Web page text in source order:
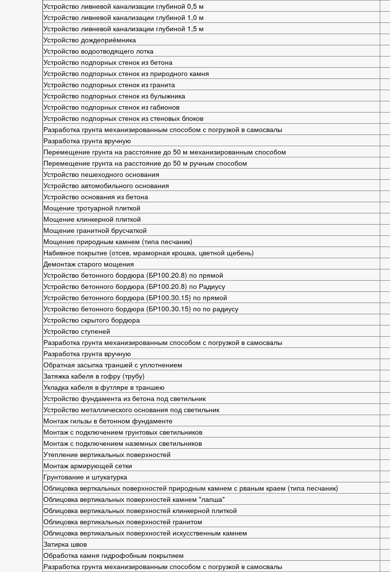
Устройство ливневой канализации глубиной 0,5 м
Устройство ливневой канализации глубиной 1,0 м
Устройство ливневой канализации глубиной 1,5 м
Устройство дождеприёмника
Устройство водоотводящего лотка
Устройство подпорных стенок из бетона
Устройство подпорных стенок из природного камня
Устройство подпорных стенок из гранита
Устройство подпорных стенок из булыжника
Устройство подпорных стенок из габионов
Устройство подпорных стенок из стеновых блоков
Разработка грунта механизированным способом с погрузкой в самосвалы
Разработка грунта вручную
Перемещение грунта на расстояние до 50 м механизированным способом
Перемещение грунта на расстояние до 50 м ручным способом
Устройство пешеходного основания
Устройство автомобильного основания
Устройство основания из бетона
Мощение тротуарной плиткой
Мощение клинкерной плиткой
Мощение гранитной брусчаткой
Мощение природным камнем (типа песчаник)
Набивное покрытие (отсев, мраморная крошка, цветной щебень)
Демонтаж старого мощения
Устройство бетонного бордюра (БР100.20.8) по прямой
Устройство бетонного бордюра (БР100.20.8) по Радиусу
Устройство бетонного бордюра (БР100.30.15) по прямой
Устройство бетонного бордюра (БР100.30.15) по по радиусу
Устройство скрытого бордюра
Устройство ступеней
Разработка грунта механизированным способом с погрузкой в самосвалы
Разработка грунта вручную
Обратная засыпка траншей с уплотнением
Затяжка кабеля в гофру (трубу)
Укладка кабеля в футляре в траншею
Устройство фундамента из бетона под светильник
Устройство металлического основания под светильник
Монтаж гильзы в бетонном фундаменте
Монтаж с подключением грунтовых светильников
Монтаж с подключением наземных светильников
Утепление вертикальных поверхностей
Монтаж армирующей сетки
Грунтование и штукатурка
Облицовка верткальных поверхностей природным камнем с рваным краем (типа песчаник)
Облицовка вертикальных поверхностей камнем "лапша"
Облицовка вертикальных поверхностей клинкерной плиткой
Облицовка вертикальных поверхностей гранитом
Облицовка вертикальных поверхностей искусственным камнем
Затирка швов
Обработка камня гидрофобным покрытием
Разработка грунта механизированным способом с погрузкой в самосвалы